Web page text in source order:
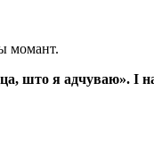
момант.
што я адчуваю». І